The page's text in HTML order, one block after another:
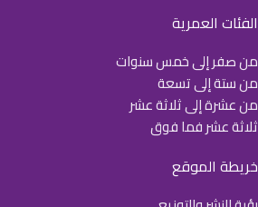
الفئات العمرية
من صفر إلى خمس سنوات
من ستة إلى تسعة
من عشرة إلى ثلاثة عشر
ثلاثة عشر فما فوق
خريطة الموقع